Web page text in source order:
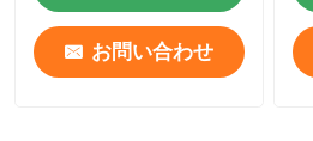
お問い合わせ